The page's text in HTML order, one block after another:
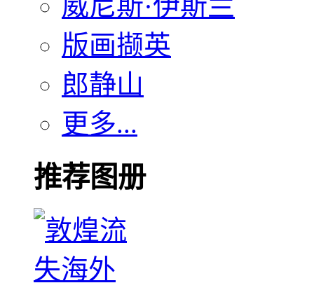
版画撷英
郎静山
更多...
推荐图册